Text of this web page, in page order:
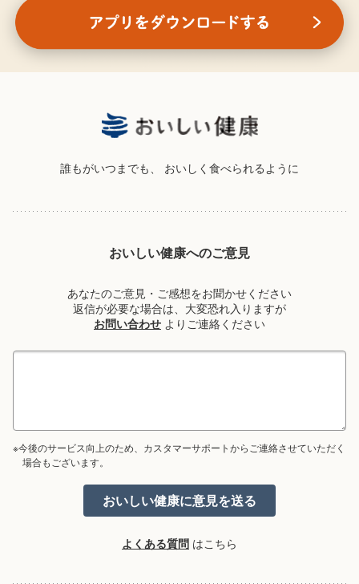
誰もがいつまでも、 おいしく食べられるように
おいしい健康へのご意見
あなたのご意見・ご感想をお聞かせください
返信が必要な場合は、大変恐れ入りますが
お問い合わせ よりご連絡ください
※今後のサービス向上のため、カスタマーサポートからご連絡させていただく
場合もございます。
よくある質問 はこちら